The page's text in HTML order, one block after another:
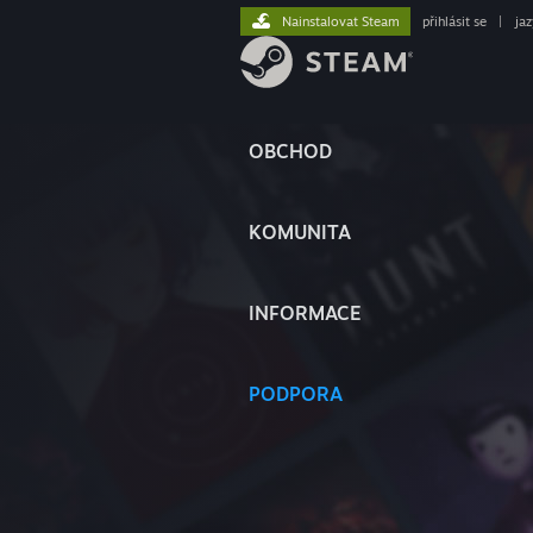
OBCHOD
KOMUNITA
INFORMACE
PODPORA
Nainstalovat Steam přihlásit se